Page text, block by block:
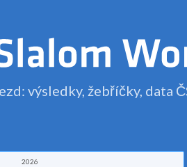
výsledky, žebříčky, data
2026